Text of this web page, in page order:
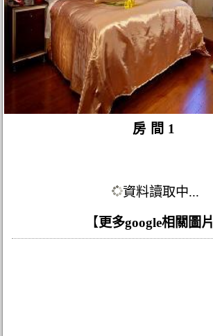
房間1
資料讀取中...
【 更多google相關圖片